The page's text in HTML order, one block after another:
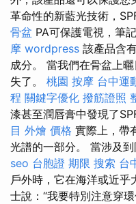
革命性的新藍光技術，
骨盆 PA可保護電視，筆
摩 wordpress 該產品含
成分。 當我們在骨盆上
失了。 桃園 按摩 台中運
程 關鍵字優化 撥筋證照
漆甚至潤唇膏中發現了
目 外燴 價格 實際上，帶
光譜的一部分。 當涉及
seo 台胞證 期限 搜索 台
戶外時，它在海洋或近乎
士說：“我要特別注意穿